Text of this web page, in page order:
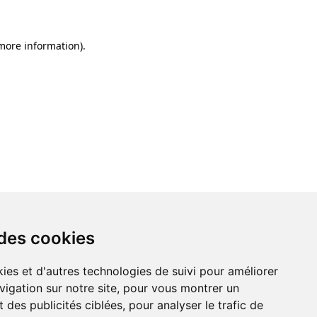
cookies
et d'autres technologies de suivi pour améliorer
sur notre site, pour vous montrer un
des publicités ciblées, pour analyser le trafic de
information).